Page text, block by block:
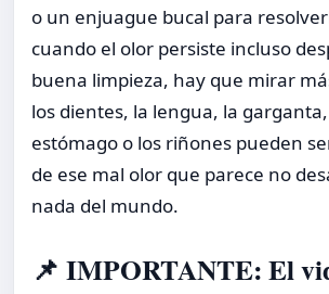
o un enjuague bucal para
cuando el olor persiste incluso
buena limpieza, hay que mirar
los dientes, la lengua, la
estómago o los riñones pueden
de ese mal olor que parece no
nada del mundo.
📌 IMPORTANTE: El